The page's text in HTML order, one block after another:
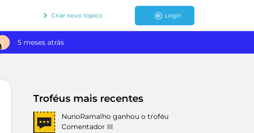
Criar novo tópico Login
J 5 meses atrás
Troféus mais recentes
NunoRamalho ganhou o troféu
Comentador III